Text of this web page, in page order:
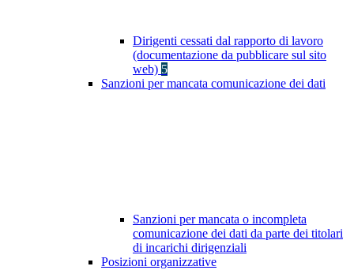
Dirigenti cessati dal rapporto di lavoro
(documentazione da pubblicare sul sito
web) 5
Sanzioni per mancata comunicazione dei dati
Sanzioni per mancata o incompleta
comunicazione dei dati da parte dei titolari
di incarichi dirigenziali
Posizioni organizzative